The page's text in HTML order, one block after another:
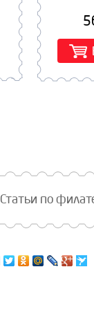
Статьи по